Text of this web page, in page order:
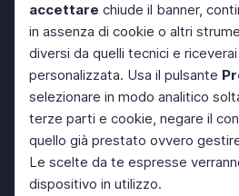
accettare chiude il banner,
in assenza di cookie o altri
diversi da quelli tecnici e
personalizzata. Usa il pulsante
selezionare in modo analitico
terze parti e cookie, negare il
quello già prestato ovvero
Le scelte da te espresse
dispositivo in utilizzo.